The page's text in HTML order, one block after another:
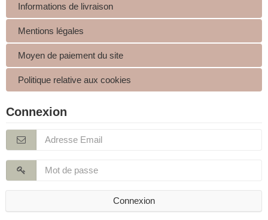
Informations de livraison
Mentions légales
Moyen de paiement du site
Politique relative aux cookies
Connexion
Connexion